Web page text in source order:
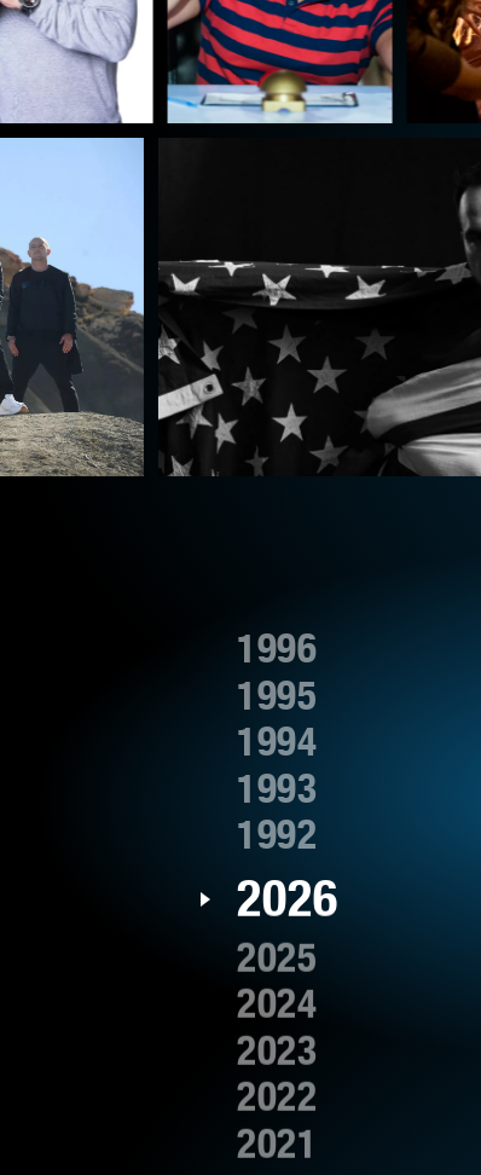
1996
1995
1994
1993
1992
2026
2025
2024
2023
2022
2021
Manuarte
Łódź –
Premiera
nowego
widowiska